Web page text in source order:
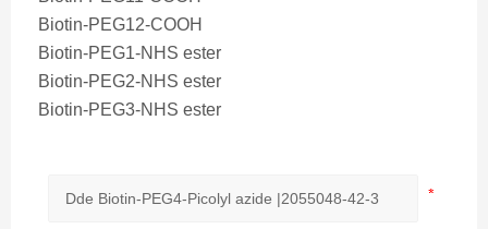
Biotin-PEG12-COOH
Biotin-PEG1-NHS ester
Biotin-PEG2-NHS ester
Biotin-PEG3-NHS ester